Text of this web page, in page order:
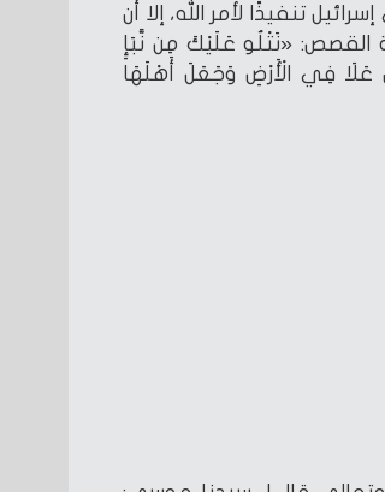
تنفيذًا لأمر الله، إلا أن
«نَتْلُو عَلَيْكَ مِن نَّبَإِ
فِي الْأَرْضِ وَجَعَلَ أَهْلَهَا